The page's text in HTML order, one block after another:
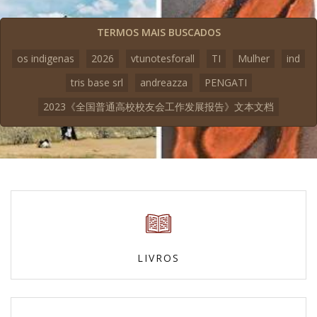
TERMOS MAIS BUSCADOS
os indigenas
2026 vtunotesforall TI Mulher
ind
tris base srl
andreazza
PENGATI
2023《全国普通高校校友会工作发展报告》文本文档
LIVROS